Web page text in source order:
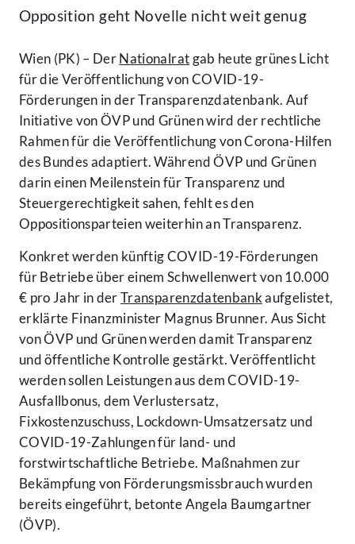
Opposition geht Novelle nicht weit genug
Wien (PK) – DerNationalrat gab heute grünes Licht
für die Veröffentlichung von COVID-19-
Förderungen in der Transparenzdatenbank. Auf
Initiative von ÖVP und Grünen wird der rechtliche
Rahmen für die Veröffentlichung von Corona-Hilfen
des Bundes adaptiert. Während ÖVP und Grünen
darin einen Meilenstein für Transparenz und
Steuergerechtigkeit sahen, fehlt es den
Oppositionsparteien weiterhin an Transparenz.
Konkret werden künftig COVID-19-Förderungen
für Betriebe über einem Schwellenwert von 10.000
€ pro Jahr in derTransparenzdatenbankaufgelistet,
erklärte Finanzminister Magnus Brunner. Aus Sicht
von ÖVP und Grünen werden damit Transparenz
und öffentliche Kontrolle gestärkt. Veröffentlicht
werden sollen Leistungen aus dem COVID-19-
Ausfallbonus, dem Verlustersatz,
Fixkostenzuschuss, Lockdown-Umsatzersatz und
COVID-19-Zahlungen für land- und
forstwirtschaftliche Betriebe. Maßnahmen zur
Bekämpfung von Förderungsmissbrauch wurden
bereits eingeführt, betonte Angela Baumgartner
(ÖVP).